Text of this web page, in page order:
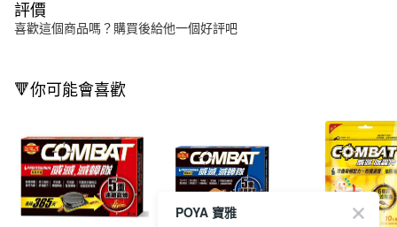
評價
喜歡這個商品嗎？購買後給他一個好評吧
🔻你可能會喜歡
POYA 寶雅